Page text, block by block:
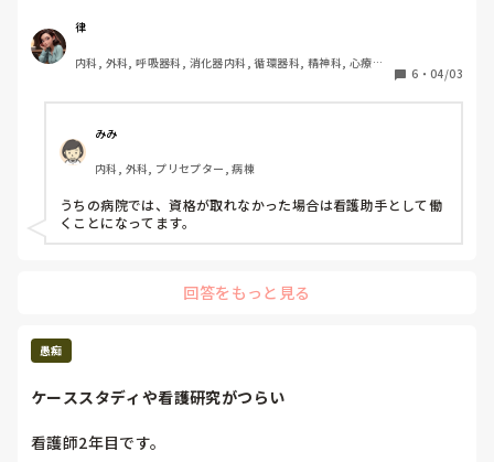
月曜日からは各病棟に分かれて1日の流れを見学予定。
准看護師さんと准看護師が取れなかったナースエイドさんは
来年の国試に再チャレンジ予定なので、国試の勉強の負担を
ます。
なので、クリニカル、キャリアラダーからは外す予定にして
いますが、皆さんの病院ではこういうパターンの新入職員教
育、どう言う感じでしょうか？
今まで、入職されてきた看護部に准看護師さんは居ました
が、次の年、国家試験予定者が居なかったので、(今まで新
通にプリセプターを着けてラダーに沿って教育してました。
律
内科, 外科, 呼吸器科, 消化器内科, 循環器科, 精神科, 心療内
6 ・ 04/03
みみ
内科, 外科, プリセプター, 病棟
うちの病院では、資格が取れなかった場合は看護助手として働
くことになってます。
回答をもっと見る
愚痴
ケーススタディや看護研究がつらい
看護師2年目です。